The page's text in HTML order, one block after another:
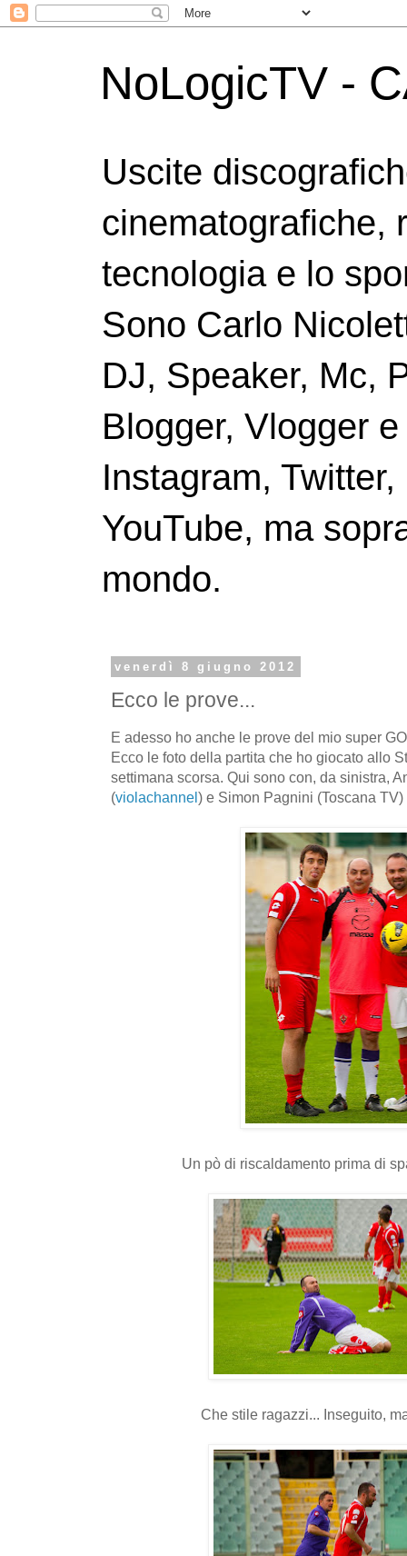
NoLogicTV -
Uscite
cinematografiche,
tecnologia e lo
Sono Carlo
DJ, Speaker, Mc,
Blogger, Vlogger
Instagram,
YouTube, ma
mondo.
venerdì 8 giugno 2012
Ecco le prove...
E adesso ho anche le prove del mio super
Ecco le foto della partita che ho giocato allo
settimana scorsa. Qui sono con, da sinistra,
(violachannel) e Simon Pagnini (Toscana TV)
Un pò di riscaldamento prima di
Che stile ragazzi... Inseguito,